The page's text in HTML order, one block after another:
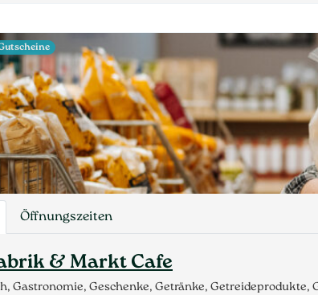
Öffnungszeiten
& Markt Cafe
Gastronomie, Geschenke, Getränke,